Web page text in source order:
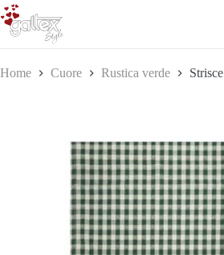
Salta
al
contenuto
Home Cuore Rustica verde Strisce